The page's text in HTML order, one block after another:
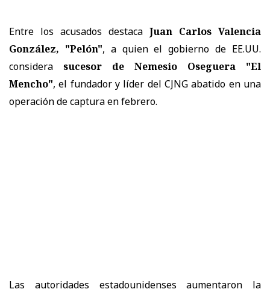
Entre los acusados destaca Juan Carlos Valencia
González, "Pelón", a quien el gobierno de EE.UU.
considera sucesor de Nemesio Oseguera "El
Mencho", el fundador y líder del CJNG abatido en una
operación de captura en febrero.
Las autoridades estadounidenses aumentaron la